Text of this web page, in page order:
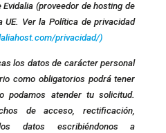
(proveedor de hosting de
UE. Ver la Política de privacidad
privacidad/)
los datos de carácter personal
como obligatorios podrá tener
podamos atender tu solicitud.
de acceso, rectificación,
datos escribiéndonos a